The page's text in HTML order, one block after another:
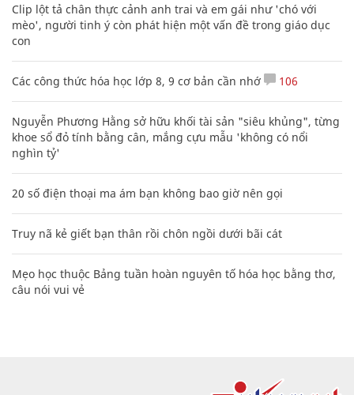
Clip lột tả chân thực cảnh anh trai và em gái như 'chó với
mèo', người tinh ý còn phát hiện một vấn đề trong giáo dục
con
Các công thức hóa học lớp 8, 9 cơ bản cần nhớ 106
Nguyễn Phương Hằng sở hữu khối tài sản "siêu khủng", từng
khoe sổ đỏ tính bằng cân, mắng cựu mẫu 'không có nổi
nghìn tỷ'
20 số điện thoại ma ám bạn không bao giờ nên gọi
Truy nã kẻ giết bạn thân rồi chôn ngồi dưới bãi cát
Mẹo học thuộc Bảng tuần hoàn nguyên tố hóa học bằng thơ,
câu nói vui vẻ